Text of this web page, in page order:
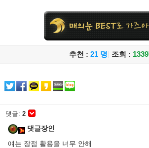
추천 : 21 명 조회 :
댓글: 2
댓글장인
얘는 장점 활용을 너무 안해